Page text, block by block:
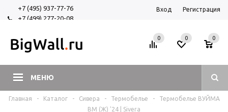
+7 (495) 937-77-76
+7 (499) 277-20-08
Вход Регистрация
МЕНЮ
0 0
0
Главная - Каталог - Сивера - Термобелье -
Термобелье ВУЙМА
ВМ (Ж) '24 | Sivera